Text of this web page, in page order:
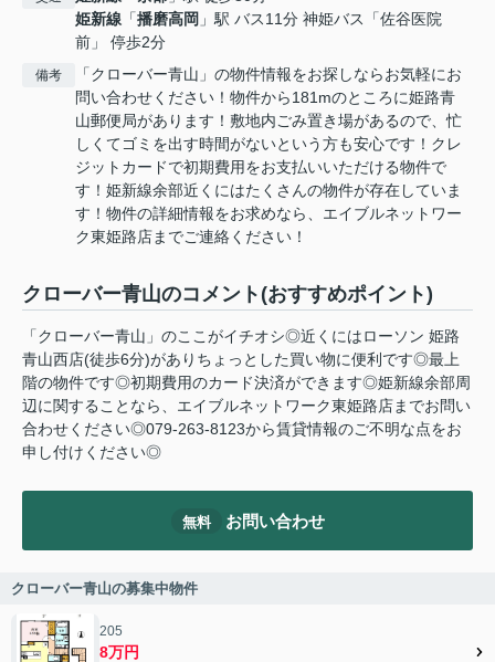
姫新線 「播磨高岡 」駅 バス11分 神姫バス「佐谷医院
前」 停歩2分
備考
「クローバー青山」の物件情報をお探しならお気軽にお
問い合わせください！物件から181mのところに姫路青
山郵便局があります！敷地内ごみ置き場があるので、忙
しくてゴミを出す時間がないという方も安心です！クレ
ジットカードで初期費用をお支払いいただける物件で
す！姫新線余部近くにはたくさんの物件が存在していま
す！物件の詳細情報をお求めなら、エイブルネットワー
ク東姫路店までご連絡ください！
クローバー青山のコメント(おすすめポイント)
「クローバー青山」のここがイチオシ◎近くにはローソン 姫路
青山西店(徒歩6分)がありちょっとした買い物に便利です◎最上
階の物件です◎初期費用のカード決済ができます◎姫新線余部周
辺に関することなら、エイブルネットワーク東姫路店までお問い
合わせください◎079-263-8123から賃貸情報のご不明な点をお
申し付けください◎
無料 お問い合わせ
クローバー青山の募集中物件
205
8万円